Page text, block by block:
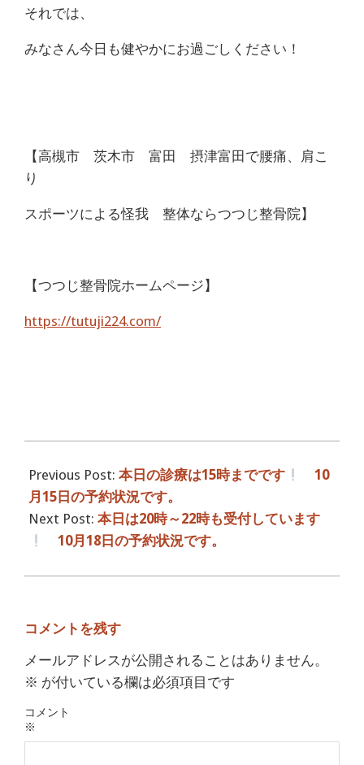
それでは、
みなさん今日も健やかにお過ごしください！
【高槻市 茨木市 富田 摂津富田で腰痛、肩こ
り
スポーツによる怪我 整体ならつつじ整骨院】
【つつじ整骨院ホームページ】
https://tutuji224.com/
10-
17
Previous Post: 本日の診療は15時までです
10
月15日の予約状況です。
Next Post: 本日は20時～22時も受付しています
10月18日の予約状況です。
コメントを残す
メールアドレスが公開されることはありません。
※ が付いている欄は必須項目です
コメント
※